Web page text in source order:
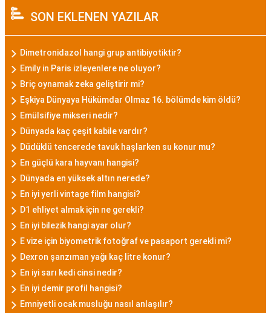
SON EKLENEN YAZILAR
Dimetronidazol hangi grup antibiyotiktir?
Emily in Paris izleyenlere ne oluyor?
Briç oynamak zeka geliştirir mi?
Eşkiya Dünyaya Hükümdar Olmaz 16. bölümde kim öldü?
Emülsifiye mikseri nedir?
Dünyada kaç çeşit kabile vardır?
Düdüklü tencerede tavuk haşlarken su konur mu?
En güçlü kara hayvanı hangisi?
Dünyada en yüksek altın nerede?
En iyi yerli vintage film hangisi?
D1 ehliyet almak için ne gerekli?
En iyi bilezik hangi ayar olur?
E vize için biyometrik fotoğraf ve pasaport gerekli mi?
Dexron şanzıman yağı kaç litre konur?
En iyi sarı kedi cinsi nedir?
En iyi demir profil hangisi?
Emniyetli ocak musluğu nasıl anlaşılır?